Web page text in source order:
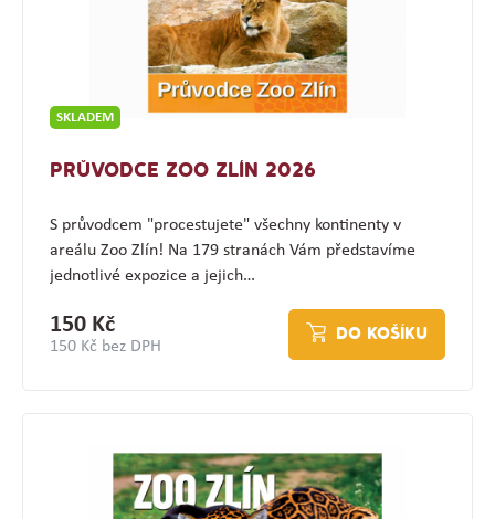
SKLADEM
PRŮVODCE ZOO ZLÍN 2026
S průvodcem "procestujete" všechny kontinenty v
areálu Zoo Zlín! Na 179 stranách Vám představíme
jednotlivé expozice a jejich…
150 Kč
150 Kč bez DPH
DO KOŠÍKU